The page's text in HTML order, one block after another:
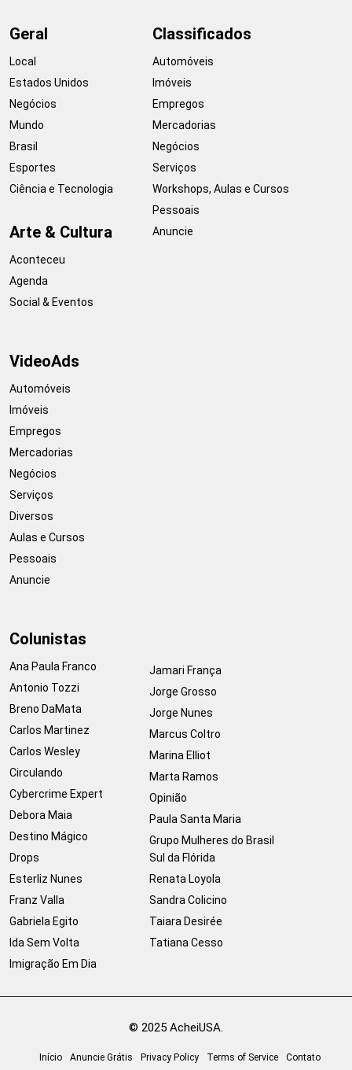
Geral
Local
Estados Unidos
Negócios
Mundo
Brasil
Esportes
Ciência e Tecnologia
Arte & Cultura
Aconteceu
Agenda
Social & Eventos
Classificados
Automóveis
Imóveis
Empregos
Mercadorias
Negócios
Serviços
Workshops, Aulas e Cursos
Pessoais
Anuncie
VideoAds
Automóveis
Imóveis
Empregos
Mercadorias
Negócios
Serviços
Diversos
Aulas e Cursos
Pessoais
Anuncie
Colunistas
Ana Paula Franco
Antonio Tozzi
Breno DaMata
Carlos Martinez
Carlos Wesley
Circulando
Cybercrime Expert
Debora Maia
Destino Mágico
Drops
Esterliz Nunes
Franz Valla
Gabriela Egito
Ida Sem Volta
Imigração Em Dia
Jamari França
Jorge Grosso
Jorge Nunes
Marcus Coltro
Marina Elliot
Marta Ramos
Opinião
Paula Santa Maria
Grupo Mulheres do Brasil
Sul da Flórida
Renata Loyola
Sandra Colicino
Taiara Desirée
Tatiana Cesso
© 2025 AcheiUSA.
Início Anuncie Grátis Privacy Policy Terms of Service Contato